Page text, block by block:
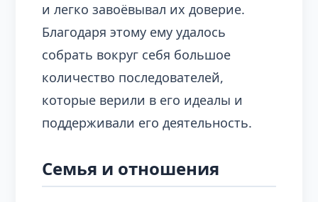
и легко завоёвывал их доверие.
Благодаря этому ему удалось
собрать вокруг себя большое
количество последователей,
которые верили в его идеалы и
поддерживали его деятельность.
Семья и отношения